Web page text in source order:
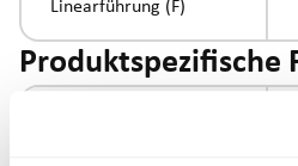
Linearführung (F)
Produktspezifische